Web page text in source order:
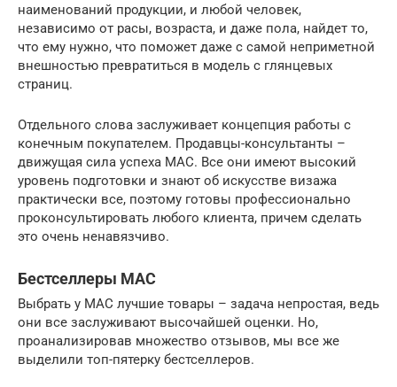
наименований продукции, и любой человек,
независимо от расы, возраста, и даже пола, найдет то,
что ему нужно, что поможет даже с самой неприметной
внешностью превратиться в модель с глянцевых
страниц.
Отдельного слова заслуживает концепция работы с
конечным покупателем. Продавцы-консультанты –
движущая сила успеха MAC. Все они имеют высокий
уровень подготовки и знают об искусстве визажа
практически все, поэтому готовы профессионально
проконсультировать любого клиента, причем сделать
это очень ненавязчиво.
Бестселлеры MAC
Выбрать у MAC лучшие товары – задача непростая, ведь
они все заслуживают высочайшей оценки. Но,
проанализировав множество отзывов, мы все же
выделили топ-пятерку бестселлеров.